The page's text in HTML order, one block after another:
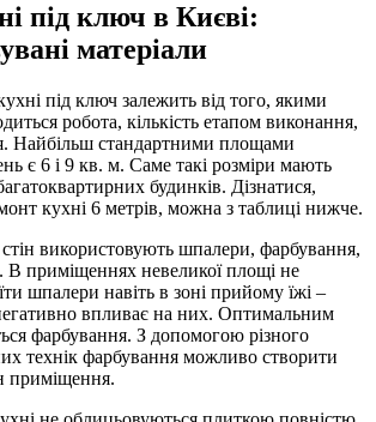
під ключ в Києві:
матеріали
під ключ залежить від того, якими
робота, кількість етапом виконання,
Найбільш стандартними площами
є 6 і 9 кв. м. Саме такі розміри мають
будинків. Дізнатися,
кухні 6 метрів, можна з таблиці нижче.
використовують шпалери, фарбування,
В приміщеннях невеликої площі не
шпалери навіть в зоні прийому їжі –
впливає на них. Оптимальним
фарбування. З допомогою різного
технік фарбування можливо створити
приміщення.